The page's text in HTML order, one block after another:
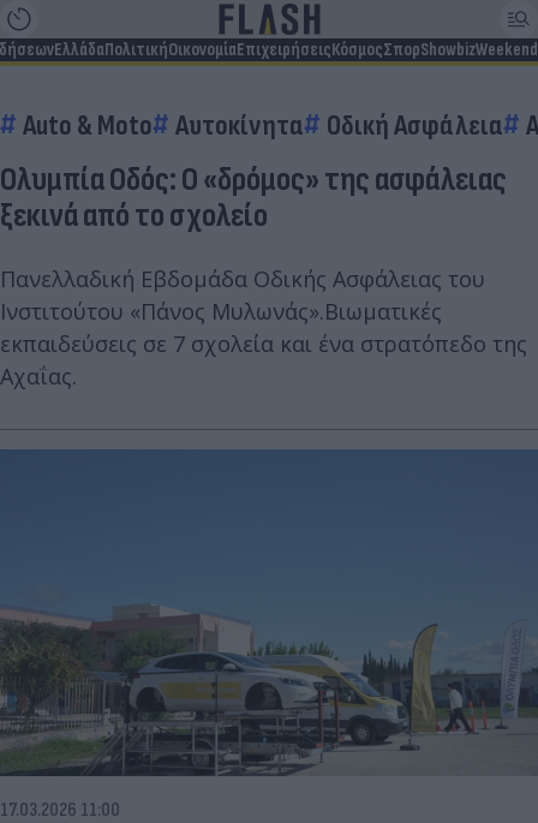
ΕλλάδαΠολιτικήΟικονομίαΕπιχειρήσειςΚόσμοςΣπορShowbizWeekend
Auto & Moto Αυτοκίνητα Οδική Ασφάλεια
Ολυμπία Οδός: Ο «δρόμος» της ασφάλειας
ξεκινά από το σχολείο
Πανελλαδική Εβδομάδα Οδικής Ασφάλειας του
Ινστιτούτου «Πάνος Μυλωνάς».Βιωματικές
εκπαιδεύσεις σε 7 σχολεία και ένα στρατόπεδο της
Αχαΐας.
17.03.2026 11:00